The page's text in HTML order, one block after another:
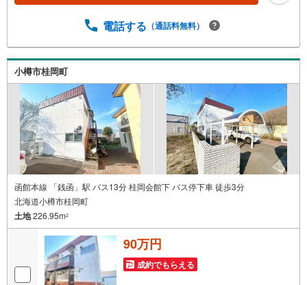
電話する （通話料無料）
小樽市桂岡町
函館本線 「銭函」駅 バス13分 桂岡会館下 バス停下車 徒歩3分
北海道小樽市桂岡町
土地226.95m2
90万円
成約でもらえる